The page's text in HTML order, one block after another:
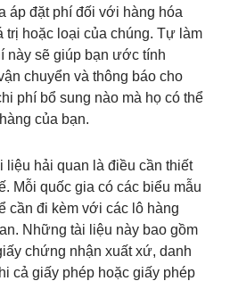
áp đặt phí đối với hàng hóa
trị hoặc loại của chúng. Tự làm
này sẽ giúp bạn ước tính
chuyển và thông báo cho
phí bổ sung nào mà họ có thể
của bạn.
liệu hải quan là điều cần thiết
Mỗi quốc gia có các biểu mẫu
cần đi kèm với các lô hàng
Những tài liệu này bao gồm
chứng nhận xuất xứ, danh
cả giấy phép hoặc giấy phép